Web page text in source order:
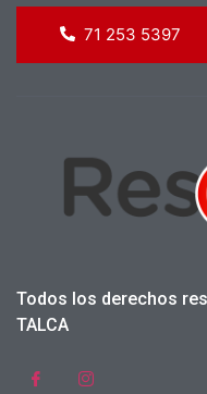
71 253 5397
Todos los derechos
TALCA